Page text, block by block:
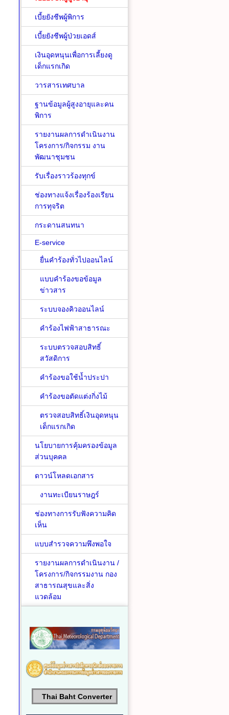
เบี้ยยังชีพผู้พิการ
เบี้ยยังชีพผู้ป่วยเอดส์
เงินอุดหนุนเพื่อการเลี้ยงดู
เด็กแรกเกิด
วารสารเทศบาล
ฐานข้อมูลผู้สูงอายุและคน
พิการ
รายงานผลการดำเนินงาน
โครงการ/กิจกรรม งาน
พัฒนาชุมชน
รับเรื่องราวร้องทุกข์
ช่องทางแจ้งเรื่องร้องเรียน
การทุจริต
กระดานสนทนา
E-service
ยื่นคำร้องทั่วไปออนไลน์
แบบคำร้องขอข้อมูล
ข่าวสาร
ระบบจองคิวออนไลน์
คำร้องไฟฟ้าสาธารณะ
ระบบตรวจสอบสิทธิ์
สวัสดิการ
คำร้องขอใช้น้ำประปา
คำร้องขอตัดแต่งกิ่งไม้
ตรวจสอบสิทธิ์เงินอุดหนุน
เด็กแรกเกิด
นโยบายการคุ้มครองข้อมูล
ส่วนบุคคล
ดาวน์โหลดเอกสาร
งานทะเบียนราษฎร์
ช่องทางการรับฟังความคิด
เห็น
แบบสำรวจความพึงพอใจ
รายงานผลการดำเนินงาน /
โครงการ/กิจกรรมงาน กอง
สาธารณสุขและสิ่ง
แวดล้อม
Thai Baht Converter